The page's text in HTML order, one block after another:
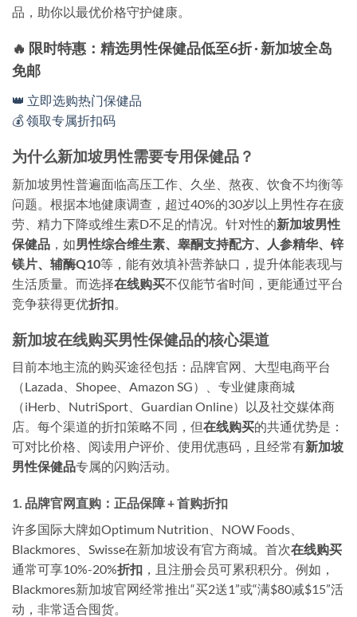
品，助你以最优价格守护健康。
🔥 限时特惠：精选男性保健品低至6折 · 新加坡全岛
免邮
👑 立即选购热门保健品
💰 领取专属折扣码
为什么新加坡男性需要专用保健品？
新加坡男性普遍面临高压工作、久坐、熬夜、饮食不均衡等
问题。根据本地健康调查，超过40%的30岁以上男性存在疲
劳、精力下降或维生素D不足的情况。针对性的新加坡男性
保健品 ，如男性综合维生素、睾酮支持配方、人参精华、锌
镁片、辅酶Q10等，能有效填补营养缺口，提升体能表现与
生活质量。而选择在线购买不仅能节省时间，更能通过平台
竞争获得更优折扣
新加坡在线购买男性保健品的核心渠道
目前本地主流的购买途径包括：品牌官网、大型电商平台
（Lazada、Shopee、Amazon SG）、专业健康商城
（iHerb、NutriSport、Guardian Online）以及社交媒体商
店。每个渠道的折扣策略不同，但在线购买的共通优势是：
可对比价格、阅读用户评价、使用优惠码，且经常有新加坡
男性保健品专属的闪购活动。
1. 品牌官网直购：正品保障 + 首购折扣
许多国际大牌如Optimum Nutrition、NOW Foods、
Blackmores、Swisse在新加坡设有官方商城。首次在线购买
通常可享10%-20%折扣 ，且注册会员可累积积分。例如，
Blackmores新加坡官网经常推出“买2送1”或“满$80减$15”活
动，非常适合囤货。